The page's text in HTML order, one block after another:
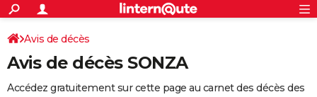
ACTUALITÉS
Politique
Société
Faits Divers
Education
Monde
Villes
+
SPORT
Coupe du monde 2026
Football
Tennis
Cyclisme
Rugby
Forum
Avis de décès
Avis de décès SONZA
Accédez gratuitement sur cette page au carnet des décès des